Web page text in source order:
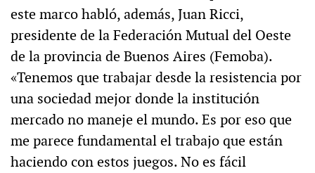
este marco habló, además, Juan Ricci,
presidente de la Federación Mutual del Oeste
de la provincia de Buenos Aires (Femoba).
«Tenemos que trabajar desde la resistencia por
una sociedad mejor donde la institución
mercado no maneje el mundo. Es por eso que
me parece fundamental el trabajo que están
haciendo con estos juegos. No es fácil